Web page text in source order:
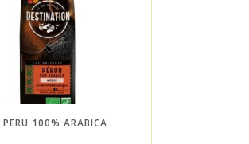
100% ARABICA